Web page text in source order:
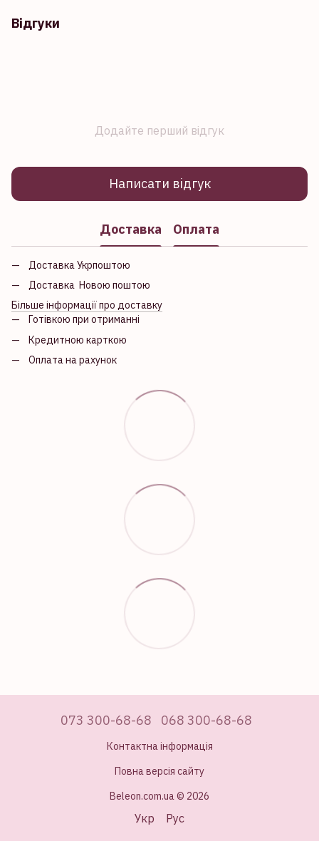
Відгуки
Додайте перший відгук
Написати відгук
Доставка Оплата
Доставка Укрпоштою
Доставка Новою поштою
Більше інформації про доставку
Готівкою при отриманні
Кредитною карткою
Оплата на рахунок
073 300-68-68 068 300-68-68
Контактна інформація
Повна версія сайту
Beleon.com.ua © 2026
Укр Рус